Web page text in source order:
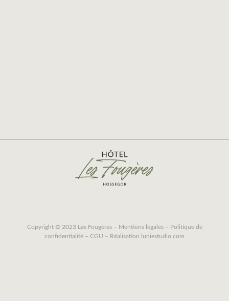
Copyright © 2023 Les Fougères – Mentions légales– Politique de
confidentialité – CGU – Réalisation luniestudio.com